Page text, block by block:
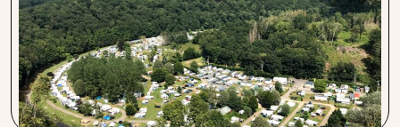
Wij kwamen bij Procent vanwege hun voordelige tarieven
en snelle service. Procent onderscheidt zich door een
eerlijke opinie en kennis van de markt. Voor ons was de
belangrijkste verandering de voordelige transactietarieven.
De overgang verliep soepel en communicatie was vlot.